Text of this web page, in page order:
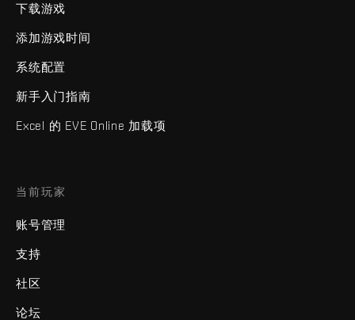
下载游戏
添加游戏时间
系统配置
新手入门指南
Excel 的 EVE Online 加载项
当前玩家
账号管理
支持
社区
论坛